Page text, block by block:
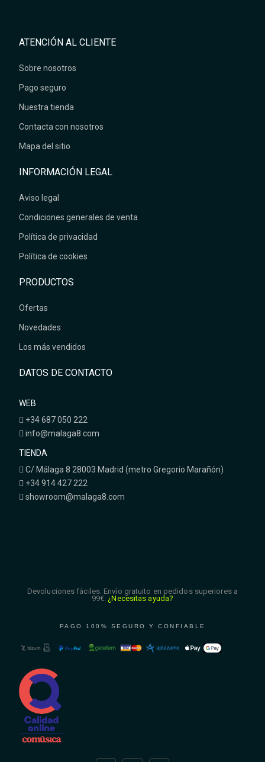
ATENCIÓN AL CLIENTE
Sobre nosotros
Pago seguro
Nuestra tienda
Contacta con nosotros
Mapa del sitio
INFORMACIÓN LEGAL
Aviso legal
Condiciones generales de venta
Política de privacidad
Política de cookies
PRODUCTOS
Ofertas
Novedades
Los más vendidos
DATOS DE CONTACTO
WEB
+34 687 050 222
info@malaga8.com
TIENDA
C/ Málaga 8 28003 Madrid (metro Gregorio Marañón)
+34 914 427 222
showroom@malaga8.com
Devoluciones fáciles. Envío gratuito en pedidos superiores a
99€. ¿Necesitas ayuda?
PAGO 100% SEGURO Y CONFIABLE